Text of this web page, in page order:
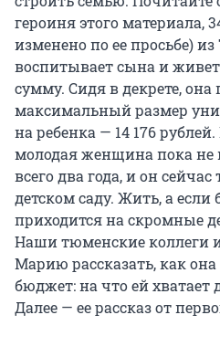
героиня этого материала,
изменено по ее просьбе)
воспитывает сына и
сумму. Сидя в декрете, она
максимальный размер
на ребенка — 14 176
молодая женщина пока
всего два года, и он
детском саду. Жить, а
приходится на скромные
Наши тюменские коллеги
Марию рассказать, как
бюджет: на что ей хватает
Далее — ее рассказ от